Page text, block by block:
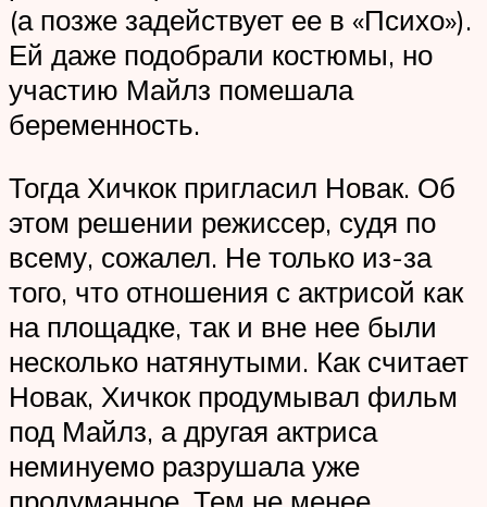
(а позже задействует ее в «Психо»).
Ей даже подобрали костюмы, но
участию Майлз помешала
беременность.
Тогда Хичкок пригласил Новак. Об
этом решении режиссер, судя по
всему, сожалел. Не только из-за
того, что отношения с актрисой как
на площадке, так и вне нее были
несколько натянутыми. Как считает
Новак, Хичкок продумывал фильм
под Майлз, а другая актриса
неминуемо разрушала уже